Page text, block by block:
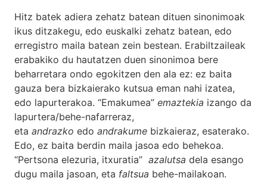
Hitz batek adiera zehatz batean dituen sinonimoak
ikus ditzakegu, edo euskalki zehatz batean, edo
erregistro maila batean zein bestean. Erabiltzaileak
erabakiko du hautatzen duen sinonimoa bere
beharretara ondo egokitzen den ala ez: ez baita
gauza bera bizkaierako kutsua eman nahi izatea,
edo lapurterakoa. “Emakumea” emaztekia izango da
lapurtera/behe-nafarreraz,
eta andrazko edo andrakume bizkaieraz, esaterako.
Edo, ez baita berdin maila jasoa edo behekoa.
“Pertsona elezuria, itxuratia” azalutsa dela esango
dugu maila jasoan, eta faltsua behe-mailakoan.